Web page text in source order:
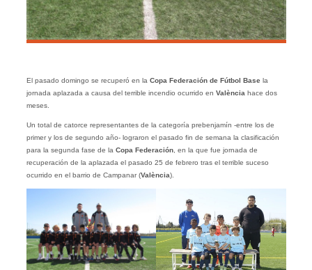
El pasado domingo se recuperó en la Copa Federación de Fútbol Basela
jornada aplazada a causa del terrible incendio ocurrido en València hace dos
meses.
Un total de catorce representantes de la categoría prebenjamín -entre los de
primer y los de segundo año- lograron el pasado fin de semana la clasificación
para la segunda fase de la Copa Federación, en la que fue jornada de
recuperación de la aplazada el pasado 25 de febrero tras el terrible suceso
ocurrido en el barrio de Campanar (València).